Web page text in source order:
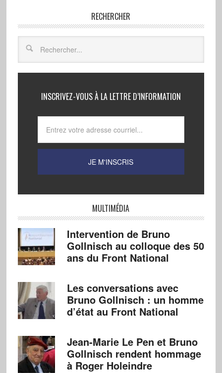
RECHERCHER
INSCRIVEZ-VOUS À LA LETTRE D’INFORMATION
MULTIMÉDIA
Intervention de Bruno
Gollnisch au colloque des 50
ans du Front National
Les conversations avec
Bruno Gollnisch : un homme
d’état au Front National
Jean-Marie Le Pen et Bruno
Gollnisch rendent hommage
à Roger Holeindre